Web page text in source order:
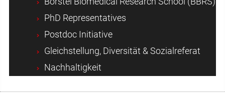
PhD Representatives
Postdoc Initiative
Gleichstellung, Diversität & Sozialreferat
Nachhaltigkeit